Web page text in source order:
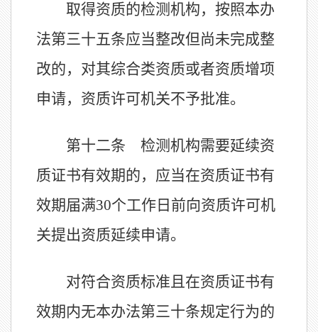
取得资质的检测机构，按照本办
法第三十五条应当整改但尚未完成整
改的，对其综合类资质或者资质增项
申请，资质许可机关不予批准。
第十二条 检测机构需要延续资
质证书有效期的，应当在资质证书有
效期届满30个工作日前向资质许可机
关提出资质延续申请。
对符合资质标准且在资质证书有
效期内无本办法第三十条规定行为的